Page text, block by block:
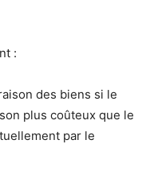
:
des biens si le
plus coûteux que le
par le